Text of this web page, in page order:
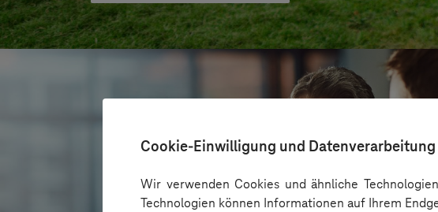
Cookie-Einwilligung und Datenverarbeitung
Wir verwenden Cookies und ähnliche
Technologien können Informationen auf Ihrem